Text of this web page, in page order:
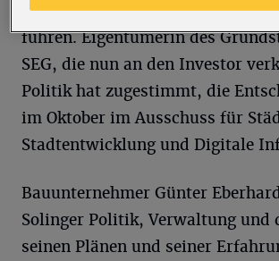
öffentlicher Wanderweg zur
führen. Eigentümerin des
SEG, die nun an den Investor
Politik hat zugestimmt, die
im Oktober im Ausschuss für
Stadtentwicklung und Digitale
Bauunternehmer Günter
Solinger Politik, Verwaltung und
seinen Plänen und seiner